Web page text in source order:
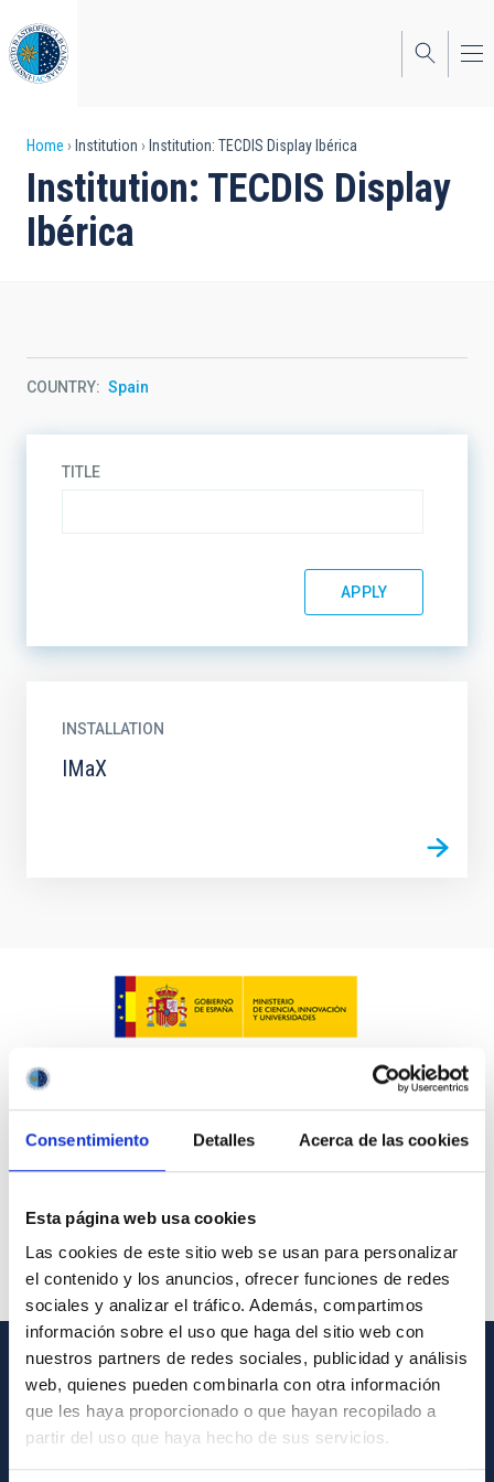
Consentimiento Detalles Acerca de las cookies
Esta página web usa cookies
Las cookies de este sitio web se usan para personalizar
el contenido y los anuncios, ofrecer funciones de redes
sociales y analizar el tráfico. Además, compartimos
información sobre el uso que haga del sitio web con
nuestros partners de redes sociales, publicidad y análisis
web, quienes pueden combinarla con otra información
que les haya proporcionado o que hayan recopilado a
partir del uso que haya hecho de sus servicios.
to
main
content
Breadcrumb
Home Institution Institution: TECDIS Display Ibérica
Institution: TECDIS Display
Ibérica
COUNTRY Spain
TITLE
INSTALLATION
IMaX
GENERAL INFORMATION
Contact
How to get to the IAC